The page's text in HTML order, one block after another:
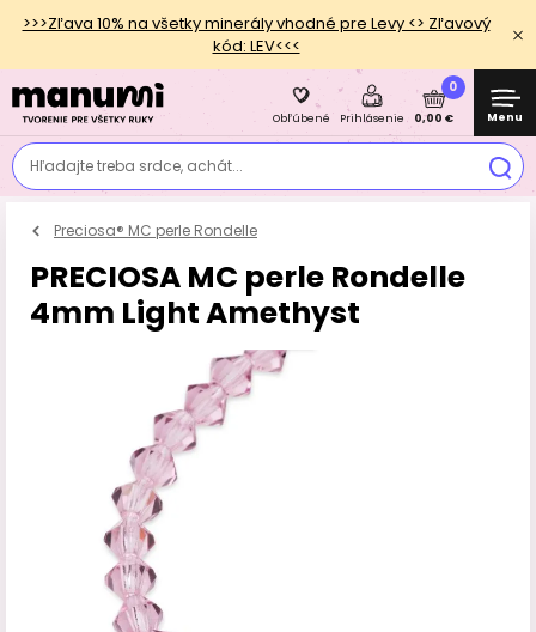
>>>Zľava 10% na všetky minerály vhodné pre Levy <> Zľavový
kód: LEV<<<
Hľadajte treba srdce, achát...
Obľúbené Prihlásenie
0
0,00 € Menu
Preciosa® MC perle Rondelle
PRECIOSA MC perle Rondelle
4mm Light Amethyst